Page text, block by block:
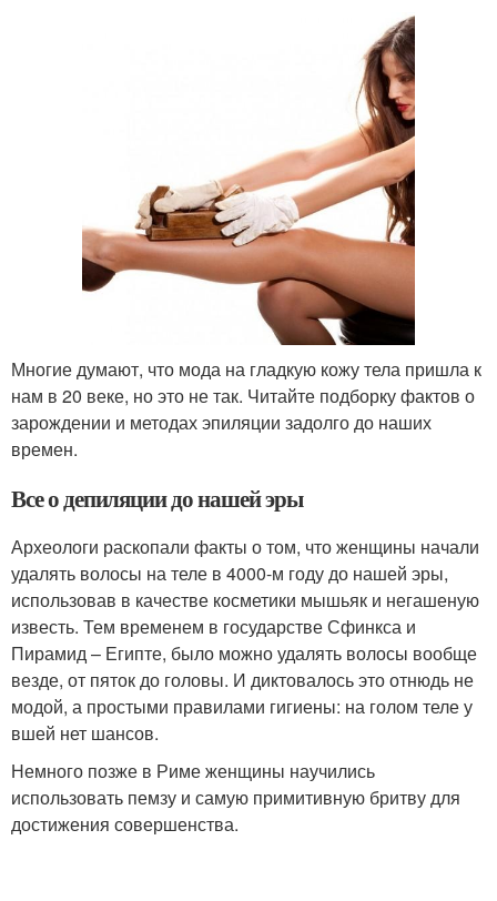
Многие думают, что мода на гладкую кожу тела пришла к
нам в 20 веке, но это не так. Читайте подборку фактов о
зарождении и методах эпиляции задолго до наших
времен.
Все о депиляции до нашей эры
Археологи раскопали факты о том, что женщины начали
удалять волосы на теле в 4000-м году до нашей эры,
использовав в качестве косметики мышьяк и негашеную
известь. Тем временем в государстве Сфинкса и
Пирамид – Египте, было можно удалять волосы вообще
везде, от пяток до головы. И диктовалось это отнюдь не
модой, а простыми правилами гигиены: на голом теле у
вшей нет шансов.
Немного позже в Риме женщины научились
использовать пемзу и самую примитивную бритву для
достижения совершенства.